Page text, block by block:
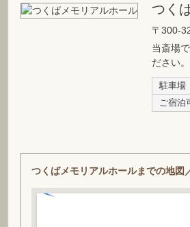
つく
〒300-
当斎場
ださい。
駐車場
ご宿泊
つくばメモリアルホールまでの地図